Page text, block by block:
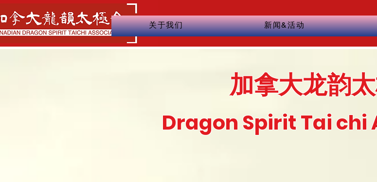
关于我们 新闻&活动
加拿大龙韵
Dragon Spirit Tai chi